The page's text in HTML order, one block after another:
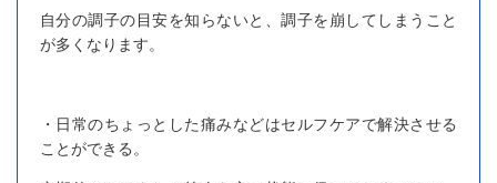
自分の調子の目安を知らないと、調子を崩してしまうこと
が多くなります。
・日常のちょっとした痛みなどはセルフケアで解決させる
ことができる。